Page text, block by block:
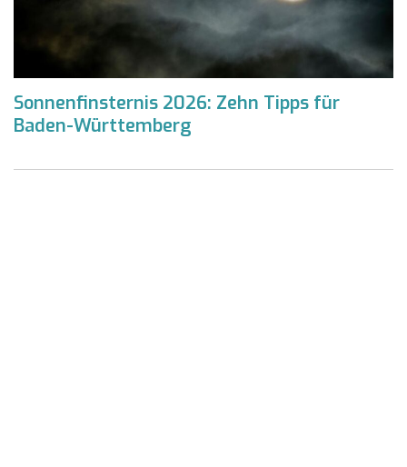
Sonnenfinsternis 2026: Zehn Tipps für
Baden-Württemberg